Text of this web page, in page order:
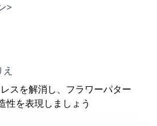
>
スを解消し、フラワーパター
性を表現しましょう